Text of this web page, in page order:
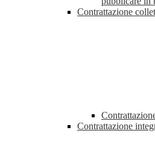
Contrattazione
Contrattazione